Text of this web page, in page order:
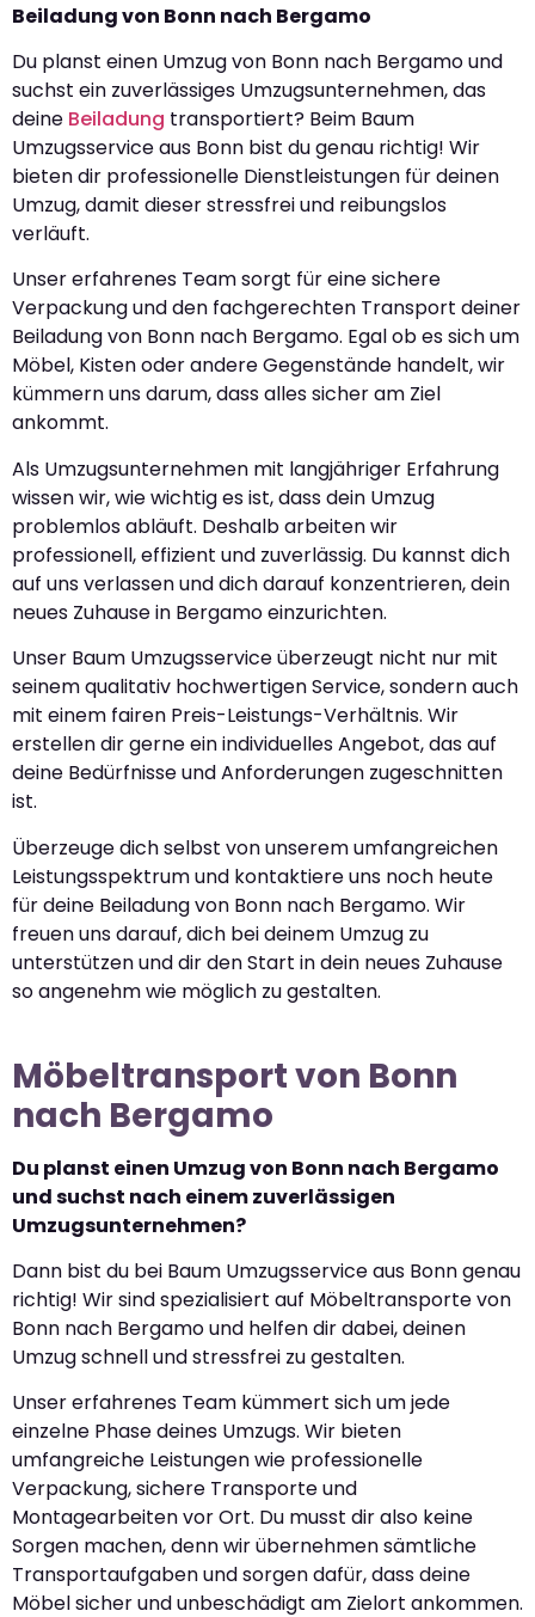
Beiladung von Bonn nach Bergamo
Du planst einen Umzug von Bonn nach Bergamo und
suchst ein zuverlässiges Umzugsunternehmen, das
deine Beiladung transportiert? Beim Baum
Umzugsservice aus Bonn bist du genau richtig! Wir
bieten dir professionelle Dienstleistungen für deinen
Umzug, damit dieser stressfrei und reibungslos
verläuft.
Unser erfahrenes Team sorgt für eine sichere
Verpackung und den fachgerechten Transport deiner
Beiladung von Bonn nach Bergamo. Egal ob es sich um
Möbel, Kisten oder andere Gegenstände handelt, wir
kümmern uns darum, dass alles sicher am Ziel
ankommt.
Als Umzugsunternehmen mit langjähriger Erfahrung
wissen wir, wie wichtig es ist, dass dein Umzug
problemlos abläuft. Deshalb arbeiten wir
professionell, effizient und zuverlässig. Du kannst dich
auf uns verlassen und dich darauf konzentrieren, dein
neues Zuhause in Bergamo einzurichten.
Unser Baum Umzugsservice überzeugt nicht nur mit
seinem qualitativ hochwertigen Service, sondern auch
mit einem fairen Preis-Leistungs-Verhältnis. Wir
erstellen dir gerne ein individuelles Angebot, das auf
deine Bedürfnisse und Anforderungen zugeschnitten
ist.
Überzeuge dich selbst von unserem umfangreichen
Leistungsspektrum und kontaktiere uns noch heute
für deine Beiladung von Bonn nach Bergamo. Wir
freuen uns darauf, dich bei deinem Umzug zu
unterstützen und dir den Start in dein neues Zuhause
so angenehm wie möglich zu gestalten.
Möbeltransport von Bonn
nach Bergamo
Du planst einen Umzug von Bonn nach Bergamo
und suchst nach einem zuverlässigen
Umzugsunternehmen?
Dann bist du bei Baum Umzugsservice aus Bonn genau
richtig! Wir sind spezialisiert auf Möbeltransporte von
Bonn nach Bergamo und helfen dir dabei, deinen
Umzug schnell und stressfrei zu gestalten.
Unser erfahrenes Team kümmert sich um jede
einzelne Phase deines Umzugs. Wir bieten
umfangreiche Leistungen wie professionelle
Verpackung, sichere Transporte und
Montagearbeiten vor Ort. Du musst dir also keine
Sorgen machen, denn wir übernehmen sämtliche
Transportaufgaben und sorgen dafür, dass deine
Möbel sicher und unbeschädigt am Zielort ankommen.